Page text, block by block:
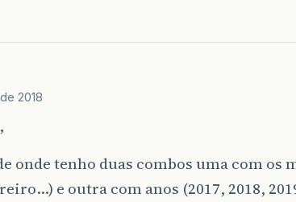
2018
onde tenho duas combos uma com os
e outra com anos (2017, 2018,